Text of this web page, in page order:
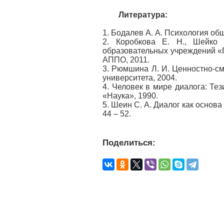
Литература:
1. Бодалев А. А. Психология
2. Коробкова Е. Н., Шейко Н.
образовательных учреждений
АППО, 2011.
3. Рюмшина Л. И. Ценностно-
университета, 2004.
4. Человек в мире диалога:
«Наука», 1990.
5. Шеин С. А. Диалог как
44 – 52.
Поделиться: